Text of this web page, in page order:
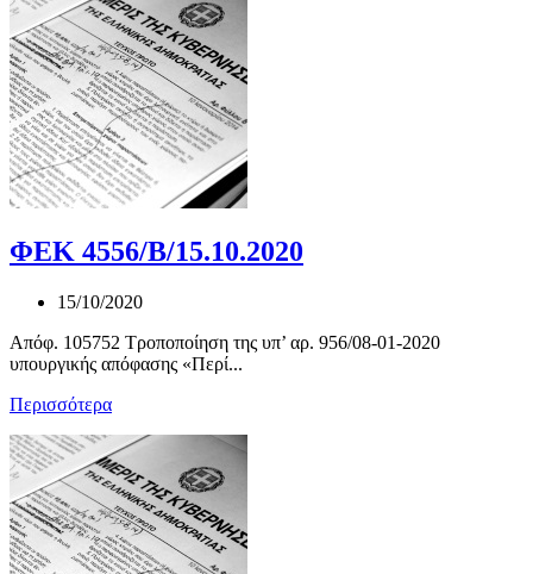
ΦΕΚ 4556/Β/15.10.2020
15/10/2020
Απόφ. 105752 Τροποποίηση της υπ’ αρ. 956/08-01-2020
υπουργικής απόφασης «Περί...
Περισσότερα